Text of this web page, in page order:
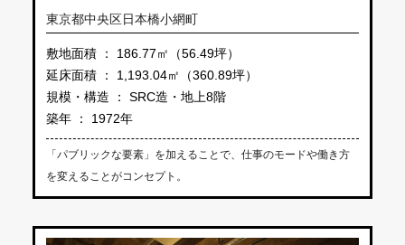
東京都中央区日本橋小網町
敷地面積 ： 186.77㎡（56.49坪）
延床面積 ： 1,193.04㎡（360.89坪）
規模・構造 ： SRC造・地上8階
築年 ： 1972年
「パブリックな要素」を加えることで、仕事のモードや働き方
を変えることがコンセプト。